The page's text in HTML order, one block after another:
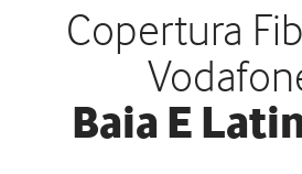
Copertura
Baia E